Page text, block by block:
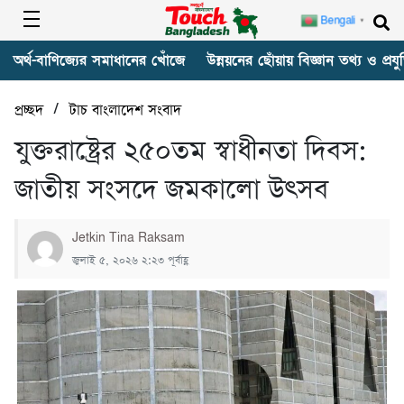
অর্থ-বাণিজ্যের সমাধানের খোঁজে উন্নয়নের ছোঁয়ায় বিজ্ঞান তথ্য ও
প্রচ্ছদ/টাচ বাংলাদেশ সংবাদ
যুক্তরাষ্ট্রের ২৫০তম স্বাধীনতা দিবস:
জাতীয় সংসদে জমকালো উৎসব
Jetkin Tina Raksam
জুলাই ৫, ২০২৬ ২:২৩ পূর্বাহ্ণ
Bengali ▼